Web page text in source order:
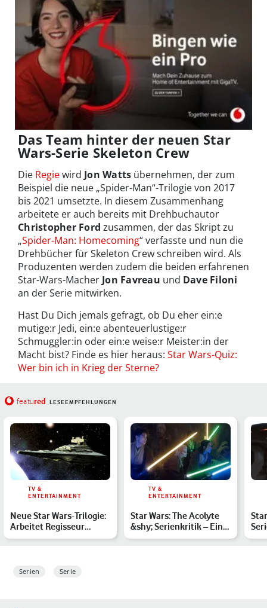
Das Team hinter der neuen Star
Wars-Serie Skeleton Crew
Die Regiewird Jon Watts übernehmen, der zum
Beispiel die neue „Spider-Man“-Trilogie von 2017
bis 2021 umsetzte. In diesem Zusammenhang
arbeitete er auch bereits mit Drehbuchautor
Christopher Ford zusammen, der das Skript zu
„Spider-Man: Homecoming“ verfasste und nun die
Drehbücher für Skeleton Crew schreiben wird. Als
Produzenten werden zudem die beiden erfahrenen
Star-Wars-Macher Jon Favreau und Dave Filoni
an der Serie mitwirken.
Hast Du Dich jemals gefragt, ob Du eher ein:e
mutige:r Jedi, ein:e abenteuerlustige:r
Schmuggler:in oder ein:e weise:r Meister:in der
Macht bist? Finde es hier heraus: Star Wars-Quiz:
Wer bin ich in Krieg der Sterne?
featured LESEEMPFEHLUNGEN
TV &
ENTERTAINMENT
Neue Star Wars-Trilogie:
Arbeitet Regisseur
Simon Kinberg an Epis…
TV &
ENTERTAINMENT
Star Wars: The Acolyte
&shy; Serienkritik – Ein
frischer Wind in …
Serien Serie